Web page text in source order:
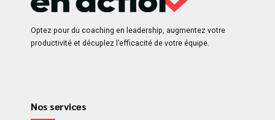
Optez pour du coaching en leadership, augmentez votre
productivité et décuplez l’efficacité de votre équipe.
Nos services